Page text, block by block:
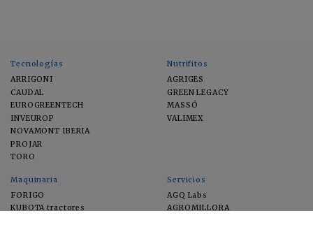
Tecnologías
ARRIGONI
CAUDAL
EUROGREENTECH
INVEUROP
NOVAMONT IBERIA
PROJAR
TORO
Nutrifitos
AGRIGES
GREEN LEGACY
MASSÓ
VALIMEX
Maquinaria
FORIGO
KUBOTA tractores
Servicios
AGQ Labs
AGROMILLORA